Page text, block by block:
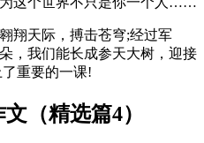
翔天际，搏击苍穹;经过军
，我们能长成参天大树，迎接
重要的一课!
（精选篇4）